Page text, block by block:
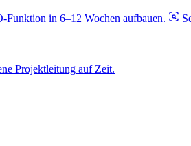
Funktion in 6–12 Wochen aufbauen.
Projektleitung auf Zeit.